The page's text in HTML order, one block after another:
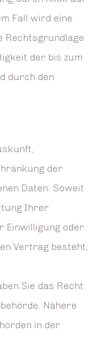
Fall wird eine
Rechtsgrundlage
der bis zum
durch den
der
Daten. Soweit
Ihrer
Einwilligung oder
Vertrag besteht,
Sie das Recht
Nähere
in der